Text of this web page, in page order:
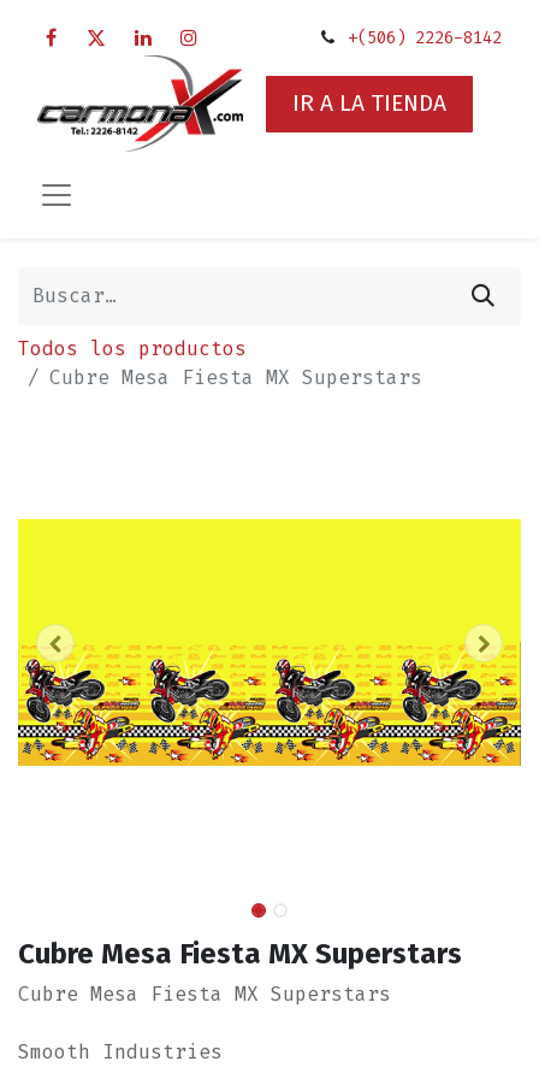
+(506) 2226-8142
IR A LA TIENDA
Todos los productos
Cubre Mesa Fiesta MX Superstars
Cubre Mesa Fiesta MX Superstars
Cubre Mesa Fiesta MX Superstars
Smooth Industries